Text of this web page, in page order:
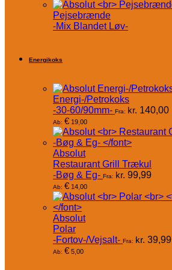
Pejsebrænde
-Mix Blandet Løv-
Energikoks
Energi-/Petrokoks
-30-60/90mm- Fra: kr. 140,00
Ab: € 19,00
Absolut
Restaurant Grill Trækul
-Bøg & Eg- Fra: kr. 99,99
Ab: € 14,00
Absolut
Polar
-Fortov-/Vejsalt- Fra: kr. 39,99
Ab: € 5,00